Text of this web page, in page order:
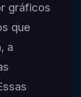
gráficos
que
a